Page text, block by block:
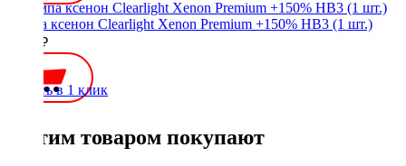
Лампа ксенон Clearlight Xenon Premium +150% HB3 (1 шт.)
1200 ₽
Купить в 1 клик
С этим товаром покупают